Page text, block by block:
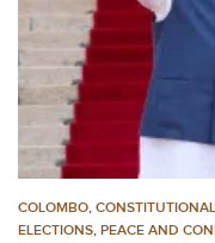
COLOMBO,
ELECTIONS, PEACE AND